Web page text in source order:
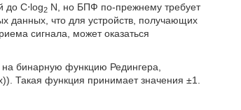
до C⋅log2 N, но БПФ по-прежнему требует
данных, что для устройств, получающих
сигнала, может оказаться
бинарную функцию Редингера,
Такая функция принимает значения ±1.